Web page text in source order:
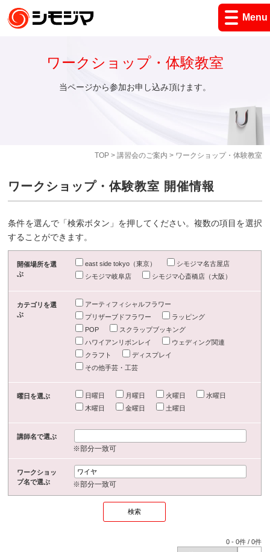
Menu
TOP> 講習会のご案内 > ワークショップ・体験教室
ワークショップ・体験教室
当ページから参加お申し込み頂けます。
ワークショップ・体験教室 開催情報
条件を選んで「検索ボタン」を押してください。複数の項目を選択
することができます。
開催場所を選
ぶ
east side tokyo（東京）
シモジマ名古屋店
シモジマ岐阜店
シモジマ心斎橋店（大阪）
カテゴリを選
ぶ
アーティフィシャルフラワー
プリザーブドフラワー
ラッピング
POP
スクラップブッキング
ハワイアンリボンレイ
ウェディング関連
クラフト
ディスプレイ
その他手芸・工芸
曜日を選ぶ 日曜日 月曜日 火曜日
水曜日
木曜日
金曜日 土曜日
講師名で選ぶ
※部分一致可
ワークショッ
プ名で選ぶ
※部分一致可
0 -0件 /0件